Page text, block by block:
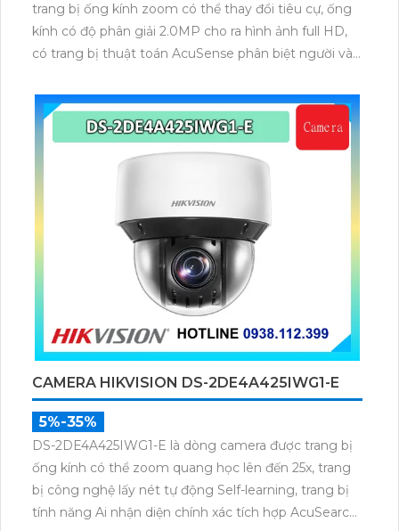
trang bị ống kính zoom có thể thay đổi tiêu cự, ống
kính có độ phân giải 2.0MP cho ra hình ảnh full HD,
có trang bị thuật toán AcuSense phân biệt người và
chiều, nhìn ban đêm bằng hồng ngoại 100m.
CAMERA HIKVISION DS-2DE4A425IWG1-E
5%-35%
DS-2DE4A425IWG1-E là dòng camera được trang bị
ống kính có thể zoom quang học lên đến 25x, trang
bị công nghệ lấy nét tự động Self-learning, trang bị
tính năng Ai nhận diện chính xác tích hợp AcuSearch